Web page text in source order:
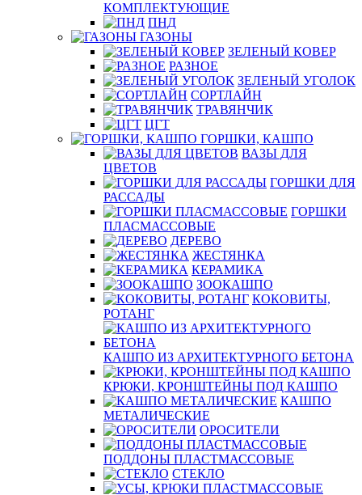
КОМПЛЕКТУЮЩИЕ
ПНД
ГАЗОНЫ
ЗЕЛЕНЫЙ КОВЕР
РАЗНОЕ
ЗЕЛЕНЫЙ УГОЛОК
СОРТЛАЙН
ТРАВЯНЧИК
ЦГТ
ГОРШКИ, КАШПО
ВАЗЫ ДЛЯ
ЦВЕТОВ
ГОРШКИ ДЛЯ
РАССАДЫ
ГОРШКИ
ПЛАСМАССОВЫЕ
ДЕРЕВО
ЖЕСТЯНКА
КЕРАМИКА
ЗООКАШПО
КОКОВИТЫ,
РОТАНГ
КАШПО ИЗ АРХИТЕКТУРНОГО БЕТОНА
КРЮКИ, КРОНШТЕЙНЫ ПОД КАШПО
КАШПО
МЕТАЛИЧЕСКИЕ
ОРОСИТЕЛИ
ПОДДОНЫ ПЛАСТМАССОВЫЕ
СТЕКЛО